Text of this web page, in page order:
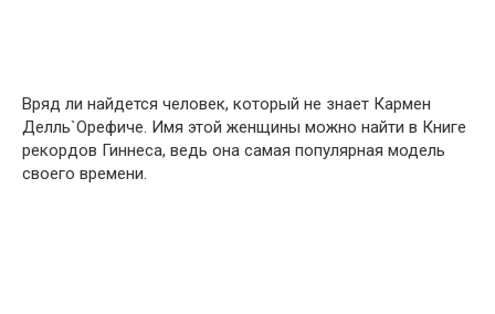
Вряд ли найдется человек, который не знает Кармен
Делль`Орефиче. Имя этой женщины можно найти в Книге
рекордов Гиннеса, ведь она самая популярная модель
своего времени.